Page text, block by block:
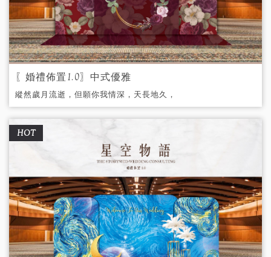
〖婚禮佈置1.0〗中式優雅
縱然歲月流逝，但願你我情深，天長地久，
永恆不變。
HOT